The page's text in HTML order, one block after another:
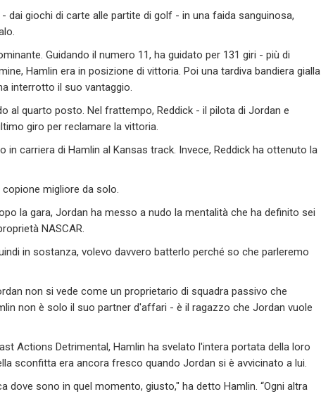
giochi di carte alle partite di golf - in una faida sanguinosa,
Guidando il numero 11, ha guidato per 131 giri - più di
Hamlin era in posizione di vittoria. Poi una tardiva bandiera gialla
interrotto il suo vantaggio.
al quarto posto. Nel frattempo, Reddick - il pilota di Jordan e
giro per reclamare la vittoria.
carriera di Hamlin al Kansas track. Invece, Reddick ha ottenuto la
migliore da solo.
la gara, Jordan ha messo a nudo la mentalità che ha definito sei
NASCAR.
in sostanza, volevo davvero batterlo perché so che parleremo
non si vede come un proprietario di squadra passivo che
non è solo il suo partner d'affari - è il ragazzo che Jordan vuole
Actions Detrimental, Hamlin ha svelato l'intera portata della loro
sconfitta era ancora fresco quando Jordan si è avvicinato a lui.
dove sono in quel momento, giusto," ha detto Hamlin. “Ogni altra